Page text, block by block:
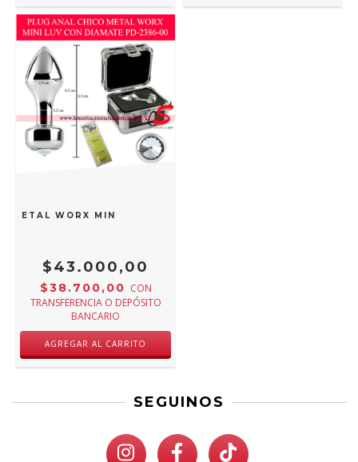
METAL WORX MINI LUV CON DIAMATE PD-2386-00
$43.000,00
$38.700,00 CON
TRANSFERENCIA O DEPÓSITO
BANCARIO
SEGUINOS